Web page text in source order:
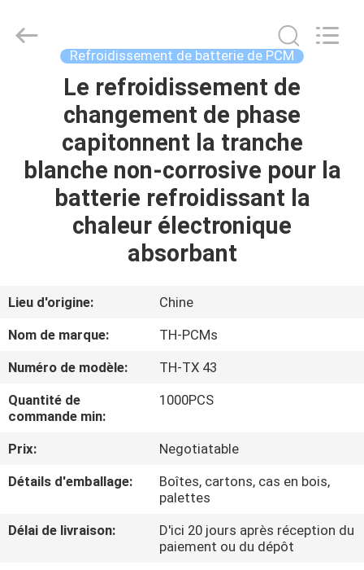
MAISON
PRODUITS
VISITE
CONTRÔLE
QUALITÉ
NOUS
energy
Technology
Refroidissement de batterie de PCM
Le refroidissement de
changement de phase
capitonnent la tranche
blanche non-corrosive pour la
batterie refroidissant la
chaleur électronique
absorbant
Lieu d'origine:
Chine
Nom de marque:
TH-PCMs
Numéro de modèle:
TH-TX 43
Quantité de
commande min:
1000PCS
Prix:
Negotiatable
Détails d'emballage:
Boîtes, cartons, cas en bois,
palettes
Délai de livraison:
D'ici 20 jours après réception du
paiement ou du dépôt